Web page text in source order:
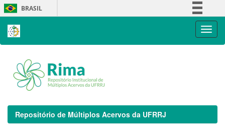
Skip
navigation
BRASIL
Repositório de Múltiplos Acervos da UFRRJ